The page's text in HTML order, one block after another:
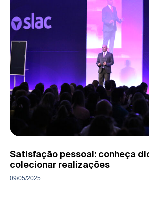
Satisfação pessoal: conheça
colecionar realizações
09/05/2025